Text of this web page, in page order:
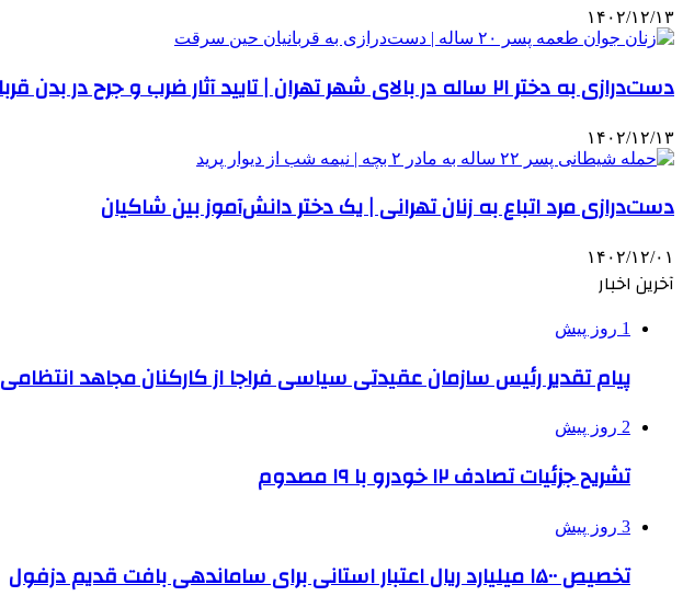
۱۴۰۲/۱۲/۱۳
دست‌درازی به دختر ۲۱ ساله در بالای شهر تهران | تایید آثار ضرب و جرح در بدن قربانی
۱۴۰۲/۱۲/۱۳
دست‌درازی مرد اتباع به زنان تهرانی | یک دختر دانش‌آموز بین شاکیان
۱۴۰۲/۱۲/۰۱
آخرین اخبار
1 روز پیش
پیام تقدیر رئیس سازمان عقیدتی سیاسی فراجا از کارکنان مجاهد انتظامی
2 روز پیش
تشریح جزئیات تصادف ۱۲ خودرو با ۱۹ مصدوم
3 روز پیش
تخصیص ۱۵۰۰ میلیارد ریال اعتبار استانی برای ساماندهی بافت قدیم دزفول